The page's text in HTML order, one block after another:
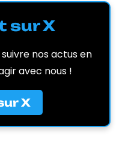
sur X
nos actus en
avec nous !
X